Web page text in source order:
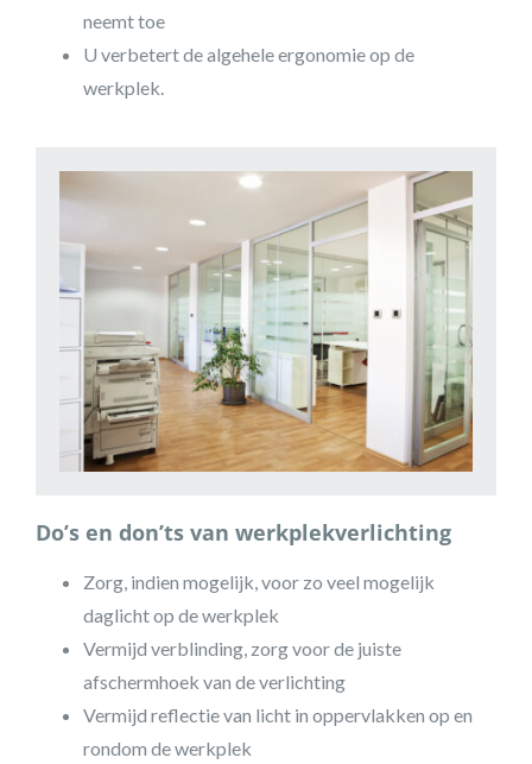
neemt toe
U verbetert de algehele ergonomie op de
werkplek.
Do’s en don’ts van werkplekverlichting
Zorg, indien mogelijk, voor zo veel mogelijk
daglicht op de werkplek
Vermijd verblinding, zorg voor de juiste
afschermhoek van de verlichting
Vermijd reflectie van licht in oppervlakken op en
rondom de werkplek